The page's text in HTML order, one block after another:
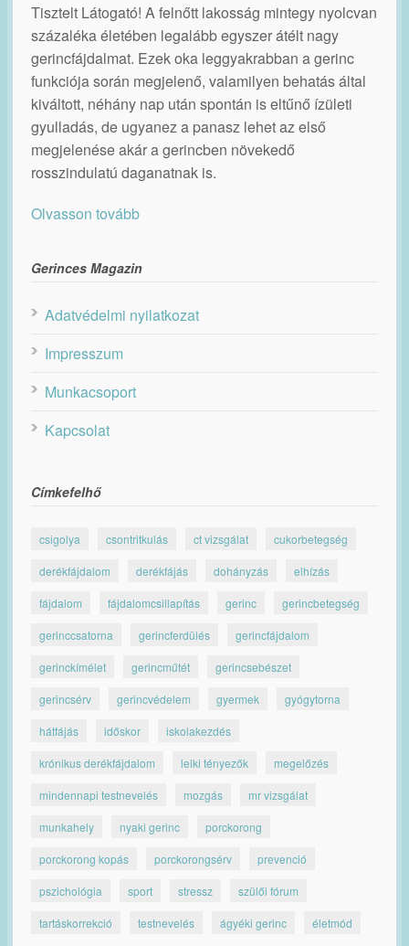
Tisztelt Látogató! A felnőtt lakosság mintegy nyolcvan
százaléka életében legalább egyszer átélt nagy
gerincfájdalmat. Ezek oka leggyakrabban a gerinc
funkciója során megjelenő, valamilyen behatás által
kiváltott, néhány nap után spontán is eltűnő ízületi
gyulladás, de ugyanez a panasz lehet az első
megjelenése akár a gerincben növekedő
rosszindulatú daganatnak is.
Olvasson tovább
Gerinces Magazin
Adatvédelmi nyilatkozat
Impresszum
Munkacsoport
Kapcsolat
Címkefelhő
csigolya csontritkulás ct vizsgálat cukorbetegség
derékfájdalom derékfájás dohányzás elhízás
fájdalom fájdalomcsillapítás gerinc gerincbetegség
gerinccsatorna gerincferdülés gerincfájdalom
gerinckímélet gerincműtét gerincsebészet
gerincsérv gerincvédelem gyermek gyógytorna
hátfájás időskor iskolakezdés
krónikus derékfájdalom lelki tényezők megelőzés
mindennapi testnevelés mozgás mr vizsgálat
munkahely nyaki gerinc porckorong
porckorong kopás porckorongsérv prevenció
pszichológia sport stressz szülői fórum
tartáskorrekció testnevelés ágyéki gerinc életmód